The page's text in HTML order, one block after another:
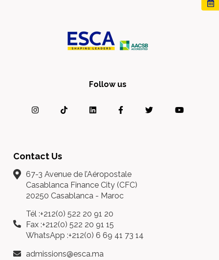
Follow us
Contact Us
67-3 Avenue de l’Aéropostale
Casablanca Finance City (CFC)
20250 Casablanca - Maroc
Tél :+212(0) 522 20 91 20
Fax :+212(0) 522 20 91 15
WhatsApp :+212(0) 6 69 41 73 14
admissions@esca.ma